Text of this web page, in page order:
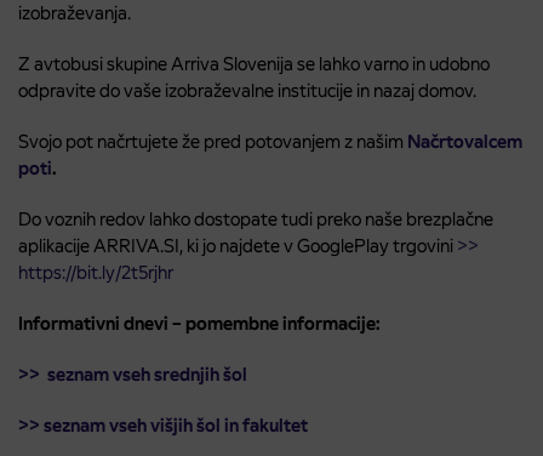
izobraževanja.
Z avtobusi skupine Arriva Slovenija se lahko varno in udobno
odpravite do vaše izobraževalne institucije in nazaj domov.
Svojo pot načrtujete že pred potovanjem z našim Načrtovalcem
poti.
Do voznih redov lahko dostopate tudi preko naše brezplačne
aplikacije ARRIVA.SI, ki jo najdete v GooglePlay trgovini >>
https://bit.ly/2t5rjhr
Informativni dnevi – pomembne informacije:
>> seznam vseh srednjih šol
>> seznam vseh višjih šol in fakultet